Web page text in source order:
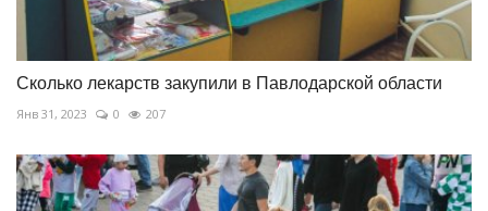
Сколько лекарств закупили в Павлодарской области
Янв 31, 2023 0 207